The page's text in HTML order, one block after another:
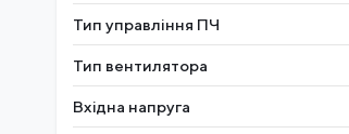
Тип управління ПЧ
Тип вентилятора
Вхідна напруга